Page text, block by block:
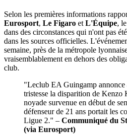
Selon les premières informations
Eurosport, Le Figaro et L'Équipe,
dans des circonstances qui n'ont pas
dans les sources officielles.
semaine, près de la métropole
vraisemblablement en dehors des
club.
"Leclub EA Guingamp annonce
tristesse la disparition de Kenzo
noyade survenue en début de
défenseur de 21 ans portait les
Ligue 2." – Communiqué du
(via Eurosport)